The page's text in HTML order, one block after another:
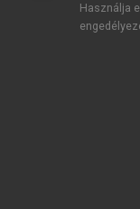
Használja